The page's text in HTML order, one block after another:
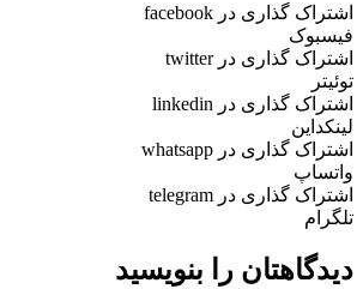
اشتراک گذاری در facebook
فیسبوک
اشتراک گذاری در twitter
توئیتر
اشتراک گذاری در linkedin
لینکداین
اشتراک گذاری در whatsapp
واتساپ
اشتراک گذاری در telegram
تلگرام
دیدگاهتان را بنویسید